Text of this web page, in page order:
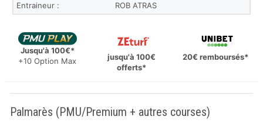
Entraineur :
ROB ATRAS
Jusqu'à 100€*
+10 Option Max
jusqu'à 100€
offerts*
20€ remboursés*
Palmarès (PMU/Premium + autres courses)